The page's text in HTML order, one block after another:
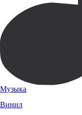
Музыка
Винил